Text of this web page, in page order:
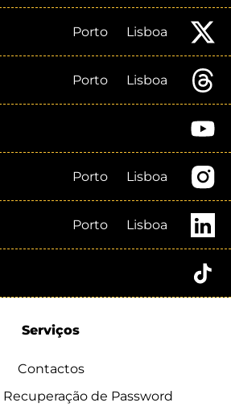
Porto Lisboa
Porto Lisboa
Porto Lisboa
Porto Lisboa
Serviços
Contactos
de Password